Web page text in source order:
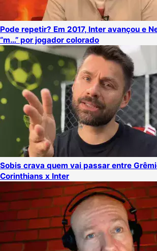
Pode repetir? Em 2017, Inter avançou e
“m…” por jogador colorado
Sobis crava quem vai passar entre
Corinthians x Inter